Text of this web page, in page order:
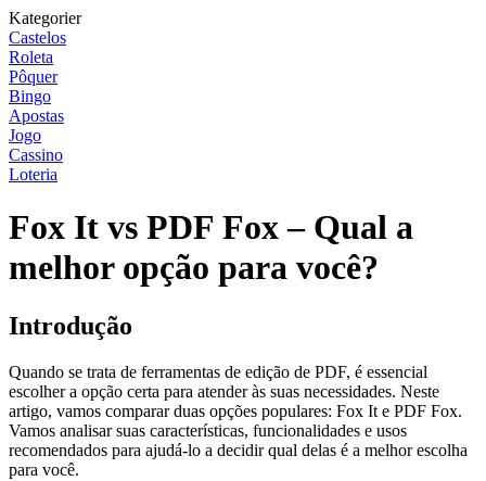
Kategorier
Castelos
Roleta
Pôquer
Bingo
Apostas
Jogo
Cassino
Loteria
Fox It vs PDF Fox – Qual a
melhor opção para você?
Introdução
Quando se trata de ferramentas de edição de PDF, é essencial
escolher a opção certa para atender às suas necessidades. Neste
artigo, vamos comparar duas opções populares: Fox It e PDF Fox.
Vamos analisar suas características, funcionalidades e usos
recomendados para ajudá-lo a decidir qual delas é a melhor escolha
para você.